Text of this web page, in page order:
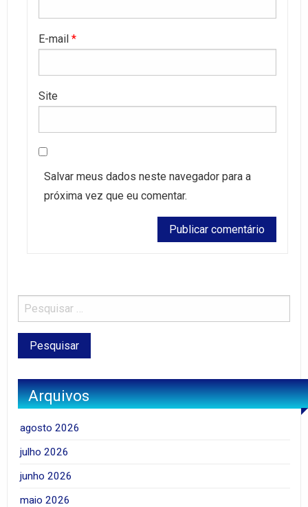
E-mail *
Site
Salvar meus dados neste navegador para a
próxima vez que eu comentar.
Arquivos
agosto 2026
julho 2026
junho 2026
maio 2026